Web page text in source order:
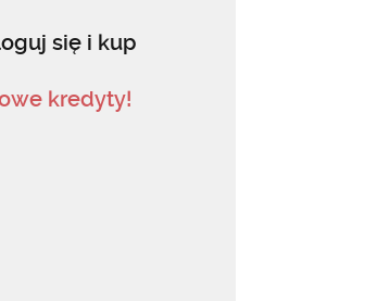
się i kup
kredyty!